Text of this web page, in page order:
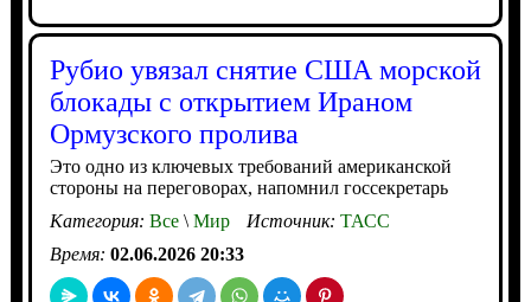
Рубио увязал снятие США морской
блокады с открытием Ираном
Ормузского пролива
Это одно из ключевых требований американской
стороны на переговорах, напомнил госсекретарь
Категория: Все\Мир Источник: ТАСС
Время: 02.06.2026 20:33